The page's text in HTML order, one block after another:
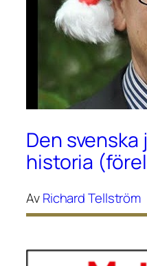
Den
historia
AvRichard Tellström